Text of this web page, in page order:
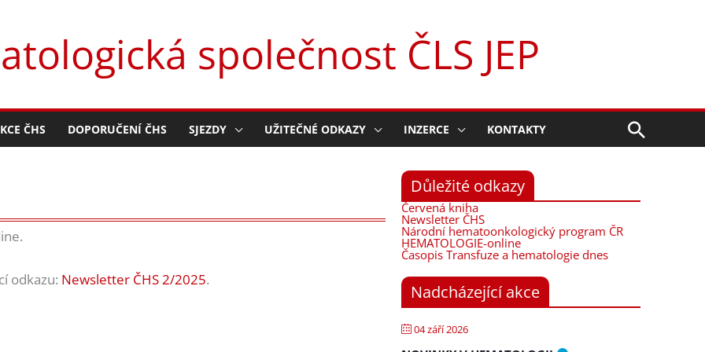
společnost ČLS JEP
ČHS DOPORUČENÍ ČHS SJEZDY UŽITEČNÉ ODKAZY INZERCE KONTAKTY Hledat
odkazu: Newsletter ČHS 2/2025.
Důležité odkazy
Červená kniha
Newsletter ČHS
Národní hematoonkologický program ČR
HEMATOLOGIE-online
Časopis Transfuze a hematologie dnes
Nadcházející akce
04 září 2026